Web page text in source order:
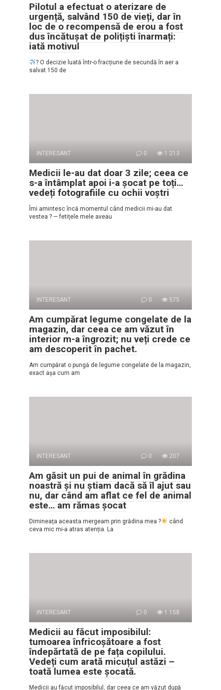
Pilotul a efectuat o aterizare de
urgență, salvând 150 de vieți, dar în
loc de o recompensă de erou a fost
dus încătușat de polițiști înarmați:
iată motivul
? O decizie luată într-o fracțiune de secundă în aer a
salvat 150 de
INTERESANT 0 1 213
Medicii le-au dat doar 3 zile; ceea ce
s-a întâmplat apoi i-a șocat pe toți…
vedeți fotografiile cu ochii voștri
Îmi amintesc încă momentul când medicii mi-au dat
vestea ? — fetițele mele aveau
INTERESANT 0 575
Am cumpărat legume congelate de la
magazin, dar ceea ce am văzut în
interior m-a îngrozit; nu veți crede ce
am descoperit în pachet.
Am cumpărat o pungă de legume congelate de la magazin,
exact așa cum am
INTERESANT 0 207
Am găsit un pui de animal în grădina
noastră și nu știam dacă să îl ajut sau
nu, dar când am aflat ce fel de animal
este… am rămas șocat
Dimineața aceasta mergeam prin grădina mea ?
când
ceva mic mi-a atras atenția. La
INTERESANT 0 1 158
Medicii au făcut imposibilul:
tumoarea înfricoșătoare a fost
îndepărtată de pe fața copilului.
Vedeți cum arată micuțul astăzi –
toată lumea este șocată.
Medicii au făcut imposibilul, dar ceea ce am văzut după